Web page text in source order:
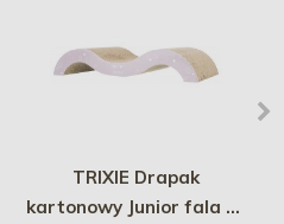
TRIXIE Drapak
kartonowy Junior fala 38